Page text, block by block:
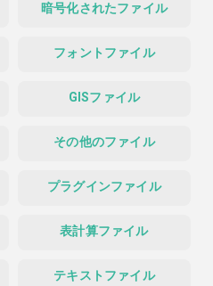
暗号化されたファイル
フォントファイル
GISファイル
その他のファイル
プラグインファイル
表計算ファイル
テキストファイル